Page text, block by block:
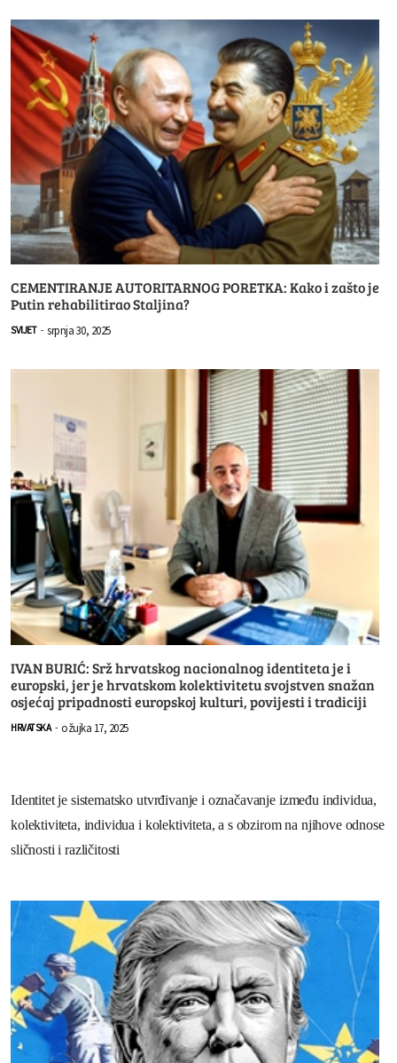
CEMENTIRANJE AUTORITARNOG PORETKA: Kako i zašto je
Putin rehabilitirao Staljina?
SVIJET - srpnja 30, 2025
IVAN BURIĆ: Srž hrvatskog nacionalnog identiteta je i
europski, jer je hrvatskom kolektivitetu svojstven snažan
osjećaj pripadnosti europskoj kulturi, povijesti i tradiciji
HRVATSKA - ožujka 17, 2025
Identitet je sistematsko utvrđivanje i označavanje između individua,
kolektiviteta, individua i kolektiviteta, a s obzirom na njihove odnose
sličnosti i različitosti